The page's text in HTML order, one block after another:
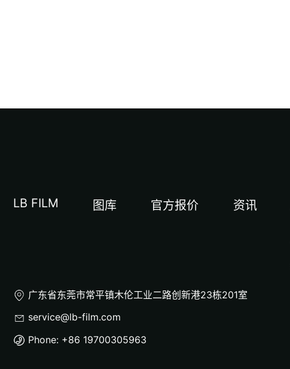
LB FILM 图库 官方报价 资讯
广东省东莞市常平镇木伦工业二路创新港23栋201室
service@lb-film.com
Phone: +86 19700305963